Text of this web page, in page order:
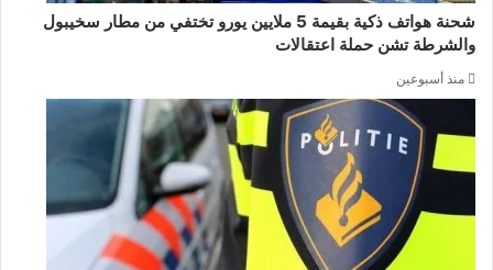
شحنة هواتف ذكية بقيمة 5 ملايين يورو تختفي من مطار سخيبول
والشرطة تشن حملة اعتقالات
منذ أسبوعين